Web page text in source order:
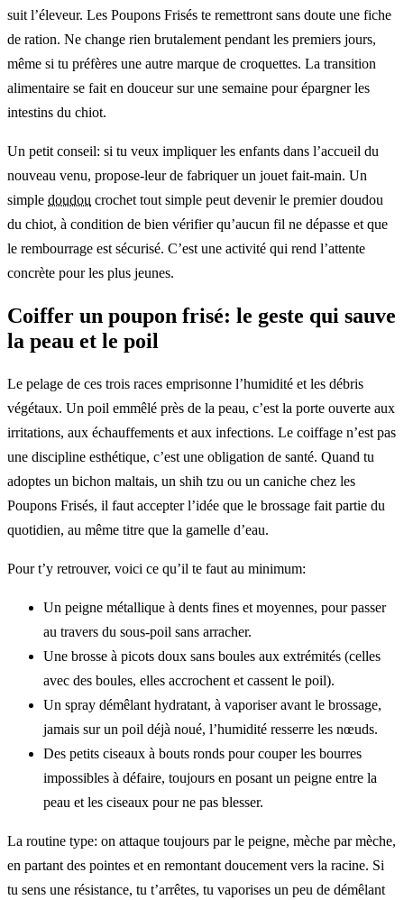
suit l’éleveur. Les Poupons Frisés te remettront sans doute une fiche
de ration. Ne change rien brutalement pendant les premiers jours,
même si tu préfères une autre marque de croquettes. La transition
alimentaire se fait en douceur sur une semaine pour épargner les
intestins du chiot.
Un petit conseil: si tu veux impliquer les enfants dans l’accueil du
nouveau venu, propose-leur de fabriquer un jouet fait-main. Un
simple doudou crochet tout simple peut devenir le premier doudou
du chiot, à condition de bien vérifier qu’aucun fil ne dépasse et que
le rembourrage est sécurisé. C’est une activité qui rend l’attente
concrète pour les plus jeunes.
Coiffer un poupon frisé: le geste qui sauve
la peau et le poil
Le pelage de ces trois races emprisonne l’humidité et les débris
végétaux. Un poil emmêlé près de la peau, c’est la porte ouverte aux
irritations, aux échauffements et aux infections. Le coiffage n’est pas
une discipline esthétique, c’est une obligation de santé. Quand tu
adoptes un bichon maltais, un shih tzu ou un caniche chez les
Poupons Frisés, il faut accepter l’idée que le brossage fait partie du
quotidien, au même titre que la gamelle d’eau.
Pour t’y retrouver, voici ce qu’il te faut au minimum:
Un peigne métallique à dents fines et moyennes, pour passer
au travers du sous-poil sans arracher.
Une brosse à picots doux sans boules aux extrémités (celles
avec des boules, elles accrochent et cassent le poil).
Un spray démêlant hydratant, à vaporiser avant le brossage,
jamais sur un poil déjà noué, l’humidité resserre les nœuds.
Des petits ciseaux à bouts ronds pour couper les bourres
impossibles à défaire, toujours en posant un peigne entre la
peau et les ciseaux pour ne pas blesser.
La routine type: on attaque toujours par le peigne, mèche par mèche,
en partant des pointes et en remontant doucement vers la racine. Si
tu sens une résistance, tu t’arrêtes, tu vaporises un peu de démêlant